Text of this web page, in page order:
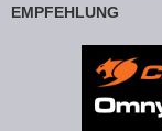
EMPFEHLUNG